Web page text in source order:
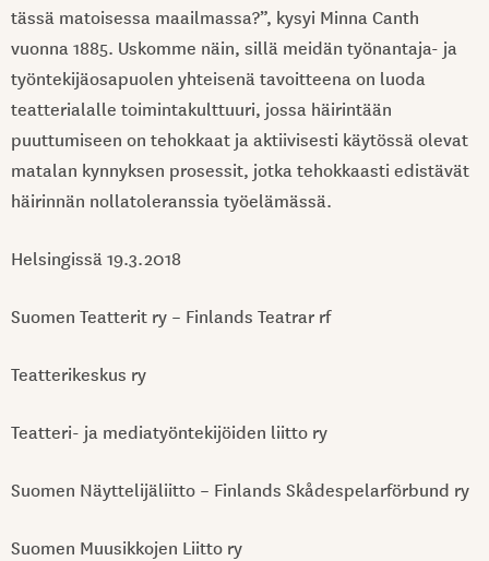
tässä matoisessa maailmassa?”, kysyi Minna Canth
vuonna 1885. Uskomme näin, sillä meidän työnantaja- ja
työntekijäosapuolen yhteisenä tavoitteena on luoda
teatterialalle toimintakulttuuri, jossa häirintään
puuttumiseen on tehokkaat ja aktiivisesti käytössä olevat
matalan kynnyksen prosessit, jotka tehokkaasti edistävät
häirinnän nollatoleranssia työelämässä.
Helsingissä 19.3.2018
Suomen Teatterit ry – Finlands Teatrar rf
Teatterikeskus ry
Teatteri- ja mediatyöntekijöiden liitto ry
Suomen Näyttelijäliitto – Finlands Skådespelarförbund ry
Suomen Muusikkojen Liitto ry